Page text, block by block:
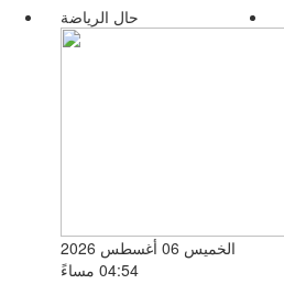
حال الرياضة
الخميس 06 أغسطس 2026
04:54 مساءً